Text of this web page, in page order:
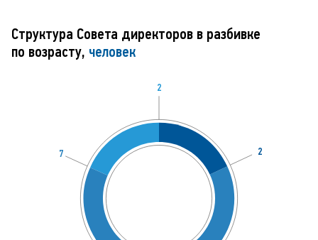
Структура Совета директоров в разбивке
по возрасту, человек
2
2
7